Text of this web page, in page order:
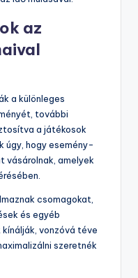
az
a különleges
további
a játékosok
úgy, hogy esemény-
vásárolnak, amelyek
csomagokat,
és egyéb
vonzóvá téve
szeretnék